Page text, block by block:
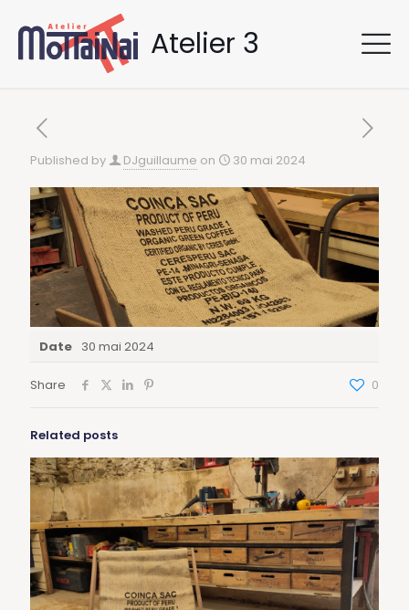
Atelier 3
Published by DJguillaume on 30 mai 2024
Date 30 mai 2024
Share 0
Related posts